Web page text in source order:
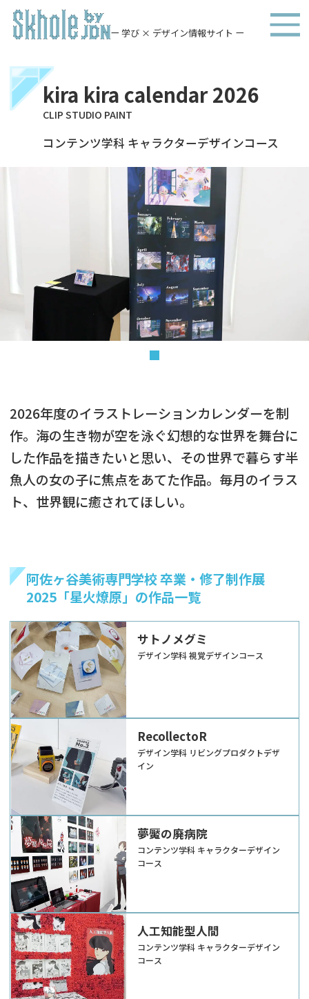
ー 学び × デザイン情報サイト ー
kira kira calendar 2026
CLIP STUDIO PAINT
コンテンツ学科 キャラクターデザインコース
2026年度のイラストレーションカレンダーを制
作。海の生き物が空を泳ぐ幻想的な世界を舞台に
した作品を描きたいと思い、その世界で暮らす半
魚人の女の子に焦点をあてた作品。毎月のイラス
ト、世界観に癒されてほしい。
阿佐ヶ谷美術専門学校 卒業・修了制作展
2025「星火燎原」の作品一覧
サトノメグミ
デザイン学科 視覚デザインコース
RecollectoR
デザイン学科 リビングプロダクトデザ
イン
夢魘の廃病院
コンテンツ学科 キャラクターデザイン
コース
人工知能型人間
コンテンツ学科 キャラクターデザイン
コース